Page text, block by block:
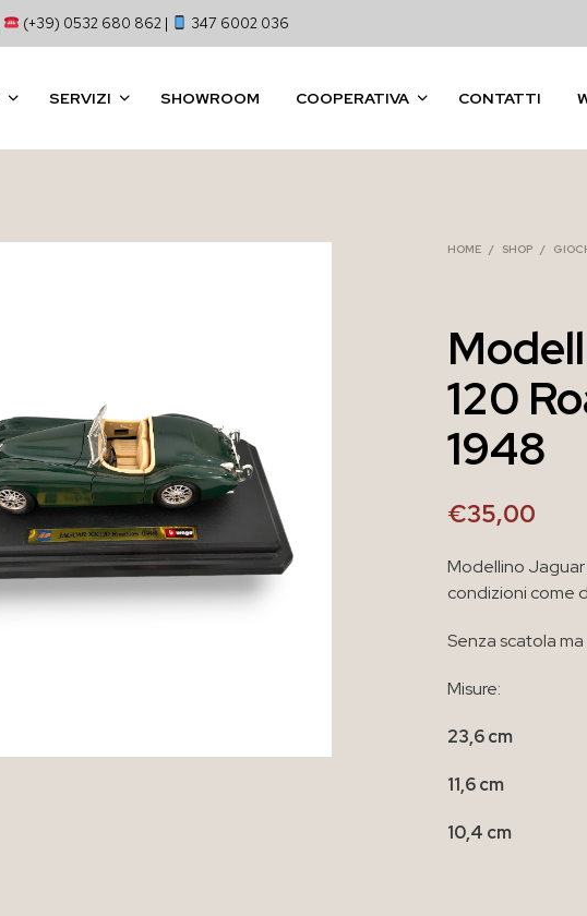
(+39) 0532 680 862 | 347 6002 036
SERVIZI SHOWROOM COOPERATIVA CONTATTI
HOME / SHOP /
120
1948
€35,00
Modellino Jaguar
condizioni come
Senza scatola
Misure:
23,6 cm
11,6 cm
10,4 cm